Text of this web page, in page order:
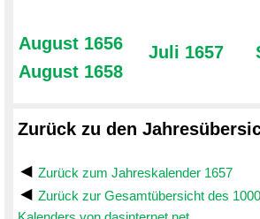
August 1656
August 1658
Juli 1657
Zurück zu den
Zurück zum Jahreskalender 1657
Zurück zur Gesamtübersicht des